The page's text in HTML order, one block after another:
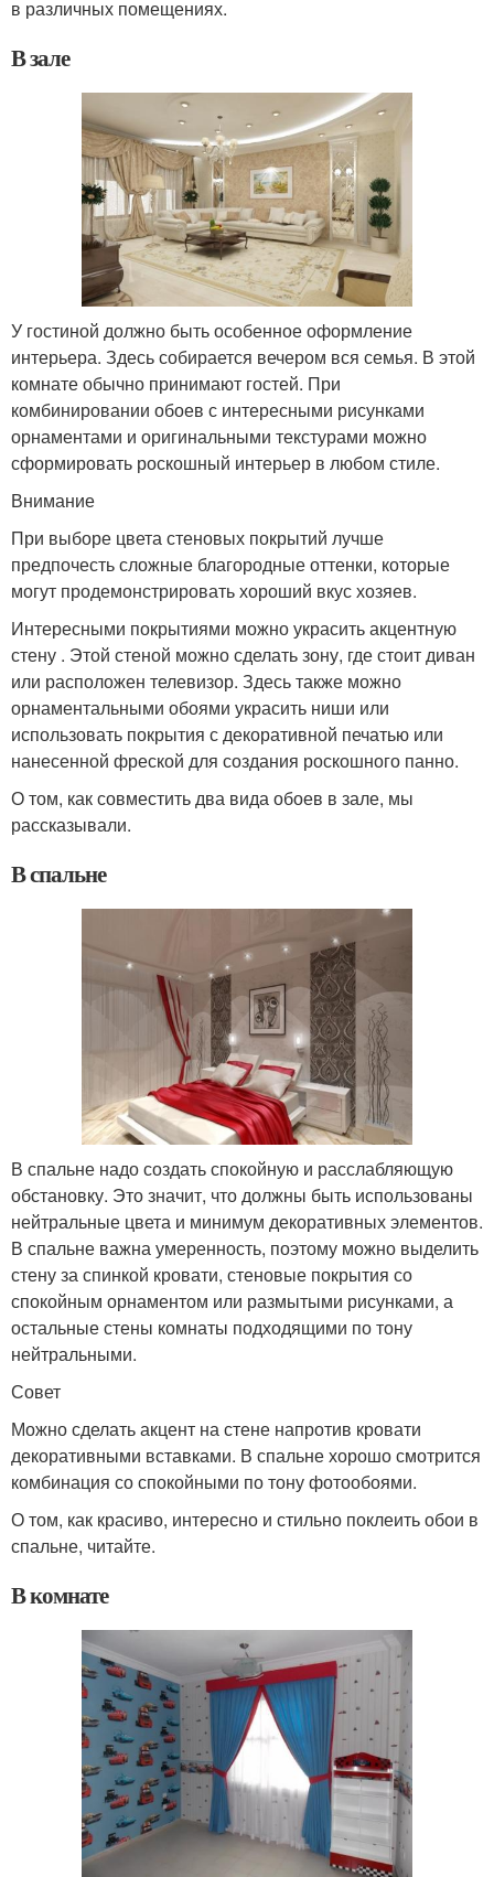
в различных помещениях.
В зале
У гостиной должно быть особенное оформление
интерьера. Здесь собирается вечером вся семья. В этой
комнате обычно принимают гостей. При
комбинировании обоев с интересными рисунками
орнаментами и оригинальными текстурами можно
сформировать роскошный интерьер в любом стиле.
Внимание
При выборе цвета стеновых покрытий лучше
предпочесть сложные благородные оттенки, которые
могут продемонстрировать хороший вкус хозяев.
Интересными покрытиями можно украсить акцентную
стену . Этой стеной можно сделать зону, где стоит диван
или расположен телевизор. Здесь также можно
орнаментальными обоями украсить ниши или
использовать покрытия с декоративной печатью или
нанесенной фреской для создания роскошного панно.
О том, как совместить два вида обоев в зале, мы
рассказывали.
В спальне
В спальне надо создать спокойную и расслабляющую
обстановку. Это значит, что должны быть использованы
нейтральные цвета и минимум декоративных элементов.
В спальне важна умеренность, поэтому можно выделить
стену за спинкой кровати, стеновые покрытия со
спокойным орнаментом или размытыми рисунками, а
остальные стены комнаты подходящими по тону
нейтральными.
Совет
Можно сделать акцент на стене напротив кровати
декоративными вставками. В спальне хорошо смотрится
комбинация со спокойными по тону фотообоями.
О том, как красиво, интересно и стильно поклеить обои в
спальне, читайте.
В комнате